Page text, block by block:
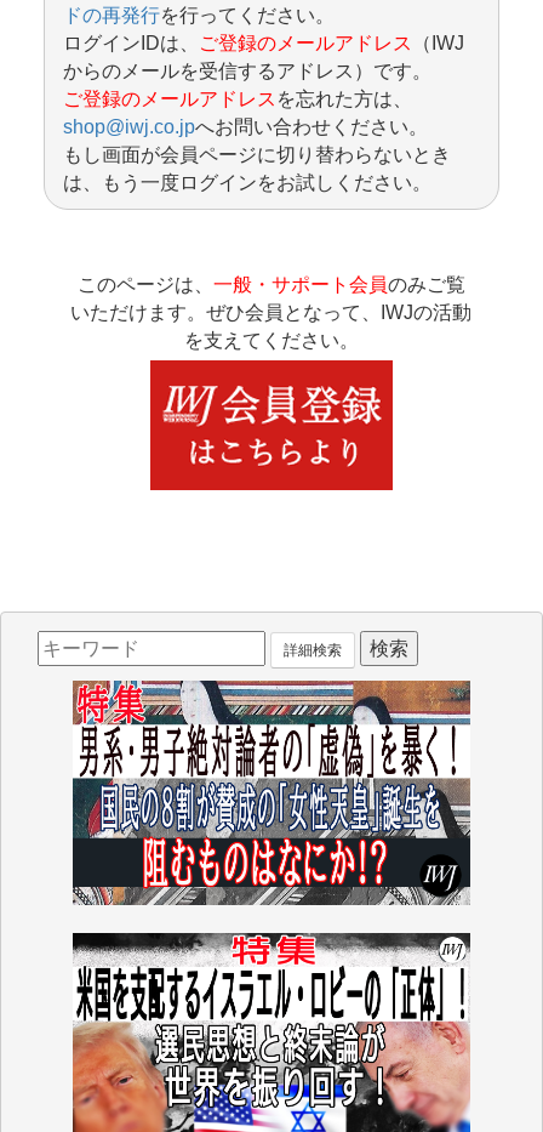
ドの再発行を行ってください。
ログインIDは、
ご登録のメールアドレス
（IWJ
からのメールを受信するアドレス）です。
ご登録のメールアドレス を忘れた方は、
shop@iwj.co.jpへお問い合わせください。
もし画面が会員ページに切り替わらないとき
は、もう一度ログインをお試しください。
このページは、 一般・サポート会員のみご覧
いただけます。ぜひ会員となって、IWJの活動
を支えてください。
詳細検索